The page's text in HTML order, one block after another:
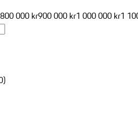
800 000 kr900 000 kr1 000 000 kr1
)